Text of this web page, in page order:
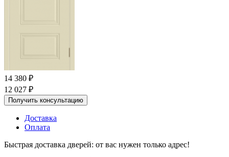
14 380 ₽
12 027 ₽
Получить консультацию
Доставка
Оплата
Быстрая доставка дверей: от вас нужен только адрес!